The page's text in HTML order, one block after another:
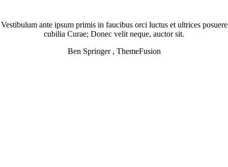
Vestibulum ante ipsum primis in faucibus orci luctus et ultrices posuere
cubilia Curae; Donec velit neque, auctor sit.
Ben Springer , ThemeFusion